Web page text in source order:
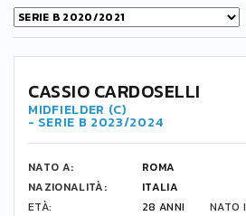
CASSIO CARDOSELLI
MIDFIELDER (C)
- SERIE B 2023/2024
NATO A:
ROMA
NAZIONALITÀ:
ITALIA
ETÀ:
28 ANNI NATO